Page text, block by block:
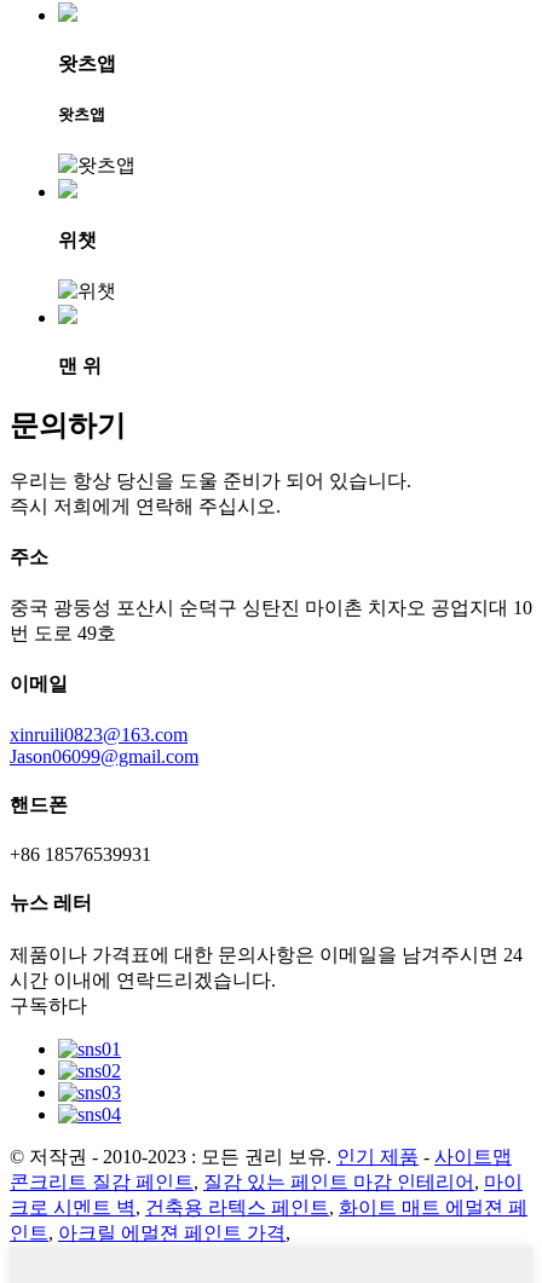
왓츠앱
왓츠앱
위챗
맨 위
문의하기
우리는 항상 당신을 도울 준비가 되어 있습니다.
즉시 저희에게 연락해 주십시오.
주소
중국 광둥성 포산시 순덕구 싱탄진 마이촌 치자오 공업지대 10
번 도로 49호
이메일
xinruili0823@163.com
Jason06099@gmail.com
핸드폰
+86 18576539931
뉴스 레터
제품이나 가격표에 대한 문의사항은 이메일을 남겨주시면 24
시간 이내에 연락드리겠습니다.
구독하다
© 저작권 - 2010-2023 : 모든 권리 보유. 인기 제품 - 사이트맵
콘크리트 질감 페인트, 질감 있는 페인트 마감 인테리어 , 마이
크로 시멘트 벽, 건축용 라텍스 페인트, 화이트 매트 에멀젼 페
인트, 아크릴 에멀젼 페인트 가격,